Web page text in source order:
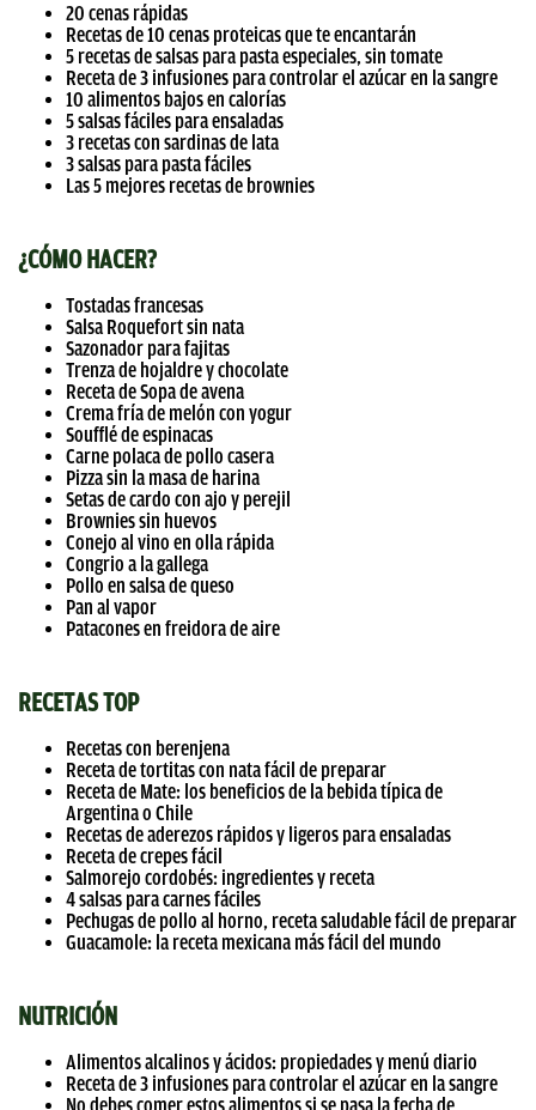
20 cenas rápidas
Recetas de 10 cenas proteicas que te encantarán
5 recetas de salsas para pasta especiales, sin tomate
Receta de 3 infusiones para controlar el azúcar en la sangre
10 alimentos bajos en calorías
5 salsas fáciles para ensaladas
3 recetas con sardinas de lata
3 salsas para pasta fáciles
Las 5 mejores recetas de brownies
¿CÓMO HACER?
Tostadas francesas
Salsa Roquefort sin nata
Sazonador para fajitas
Trenza de hojaldre y chocolate
Receta de Sopa de avena
Crema fría de melón con yogur
Soufflé de espinacas
Carne polaca de pollo casera
Pizza sin la masa de harina
Setas de cardo con ajo y perejil
Brownies sin huevos
Conejo al vino en olla rápida
Congrio a la gallega
Pollo en salsa de queso
Pan al vapor
Patacones en freidora de aire
RECETAS TOP
Recetas con berenjena
Receta de tortitas con nata fácil de preparar
Receta de Mate: los beneficios de la bebida típica de
Argentina o Chile
Recetas de aderezos rápidos y ligeros para ensaladas
Receta de crepes fácil
Salmorejo cordobés: ingredientes y receta
4 salsas para carnes fáciles
Pechugas de pollo al horno, receta saludable fácil de preparar
Guacamole: la receta mexicana más fácil del mundo
NUTRICIÓN
Alimentos alcalinos y ácidos: propiedades y menú diario
Receta de 3 infusiones para controlar el azúcar en la sangre